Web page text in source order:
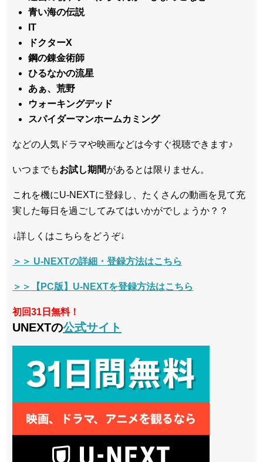
青い海の伝説
IT
ドクターX
鋼の錬金術師
ひるなかの流星
あぁ、荒野
ウォーキングデッド
スパイダーマンホームカミング
などの人気ドラマや映画などは今すぐ視聴できます♪
いつまでもお試し期間があるとは限りません。
これを機にU-NEXTに登録し、たくさんの動画を見て充
実した毎日を過ごしてみてはいかがでしょうか？？
↓詳しくはこちらをどうぞ↓
＞＞ U-NEXTの詳細・登録方法はこちら
＞＞【PC版】U-NEXTを登録方法はこちら
初回31日無料！
UNEXTの公式サイト